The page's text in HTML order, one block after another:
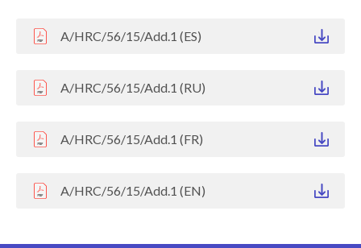
A/HRC/56/15/Add.1 (ES)
A/HRC/56/15/Add.1 (RU)
A/HRC/56/15/Add.1 (FR)
A/HRC/56/15/Add.1 (EN)